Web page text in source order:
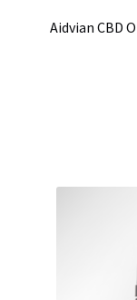
Aidvian CBD